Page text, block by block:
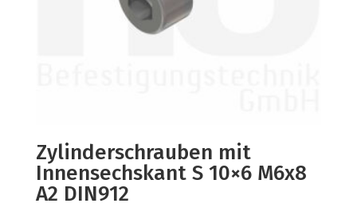
Zylinderschrauben mit
Innensechskant S 10×6 M6x8
A2 DIN912